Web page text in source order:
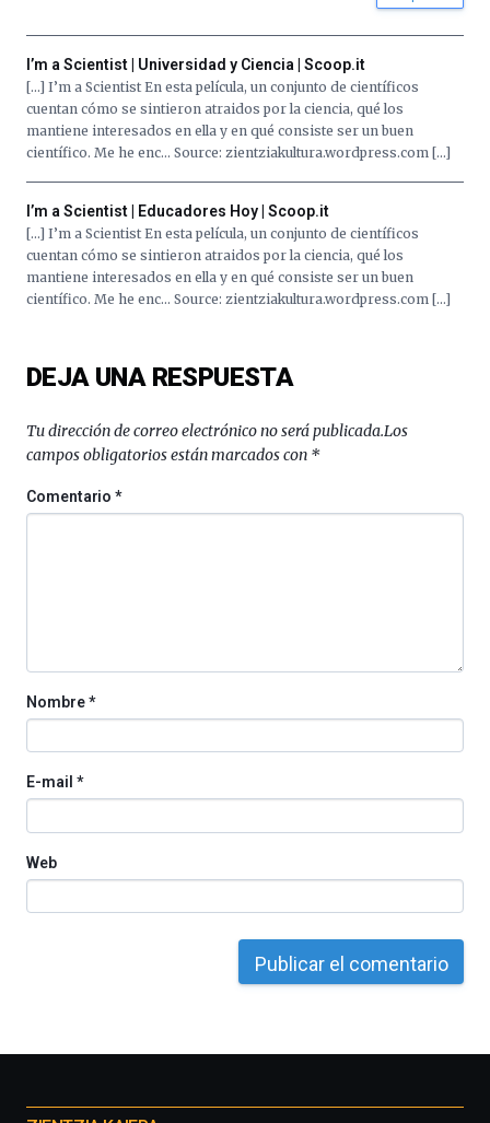
Cátedra…
I’m a Scientist | Universidad y Ciencia | Scoop.it
[…] I’m a Scientist En esta película, un conjunto de científicos
cuentan cómo se sintieron atraidos por la ciencia, qué los
mantiene interesados en ella y en qué consiste ser un buen
científico. Me he enc… Source: zientziakultura.wordpress.com […]
I’m a Scientist | Educadores Hoy | Scoop.it
[…] I’m a Scientist En esta película, un conjunto de científicos
cuentan cómo se sintieron atraidos por la ciencia, qué los
mantiene interesados en ella y en qué consiste ser un buen
científico. Me he enc… Source: zientziakultura.wordpress.com […]
DEJA UNA RESPUESTA
Tu dirección de correo electrónico no será publicada.Los
campos obligatorios están marcados con *
Comentario*
Nombre*
E-mail *
Web